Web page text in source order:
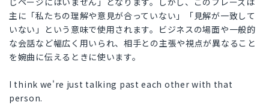
主に「私たちの理解や意見が合っていない」「見解が一致して
いない」という意味で使用されます。ビジネスの場面や一般的
な会話など幅広く用いられ、相手との主張や視点が異なること
を婉曲に伝えるときに使います。
I think we're just talking past each other with that
person.